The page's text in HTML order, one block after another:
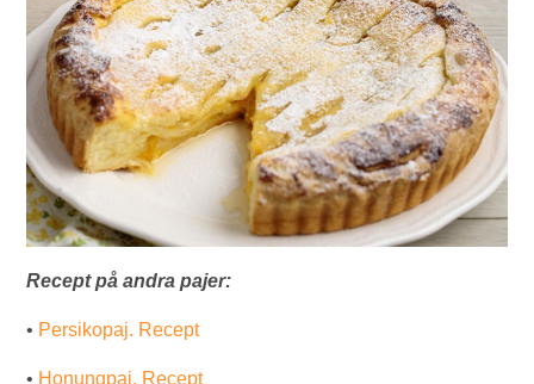
Recept på andra pajer:
• Persikopaj. Recept
• Honungpaj. Recept